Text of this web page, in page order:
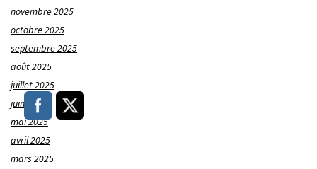
novembre 2025
octobre 2025
septembre 2025
août 2025
juillet 2025
juin 2025
mai 2025
avril 2025
mars 2025